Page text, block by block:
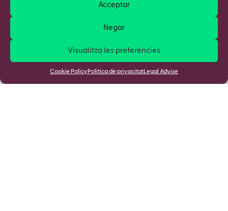
Acceptar
Negar
Visualitza les preferències
Cookie Policy Política de privacitatLegal Advise